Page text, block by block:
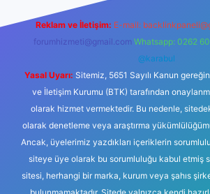
Reklam ve İletişim: E-mail:
forumhizmeti@gmail.com Whatsapp: 0262
@karabul
Yasal Uyarı: Sitemiz, 5651 Sayılı Kanun
ve İletişim Kurumu (BTK) tarafından
olarak hizmet vermektedir. Bu nedenle,
olarak denetleme veya araştırma
Ancak, üyelerimiz yazdıkları içeriklerin
siteye üye olarak bu sorumluluğu kabul etmiş
sitesi, herhangi bir marka, kurum veya şahıs